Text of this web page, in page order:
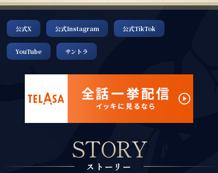
公式X 公式Instagram 公式TikTok
YouTube サントラ
STORY
ストーリー